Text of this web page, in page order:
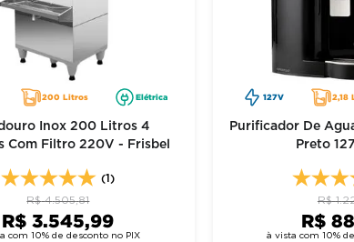
200 Litros Elétrica
Inox 200 Litros 4
Com Filtro 220V - Frisbel
(1)
R$ 4.505,81
R$ 3.545,99
com 10% de desconto no PIX
127V 2,18
Purificador De
Preto
R$ 1.
R$
à vista com 10%